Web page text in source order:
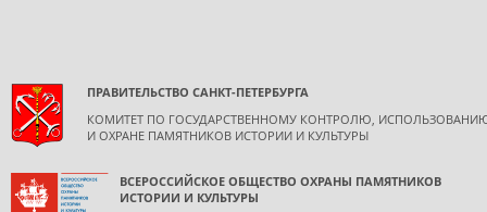
ПРАВИТЕЛЬСТВО САНКТ-ПЕТЕРБУРГА
КОМИТЕТ ПО ГОСУДАРСТВЕННОМУ КОНТРОЛЮ,
И ОХРАНЕ ПАМЯТНИКОВ ИСТОРИИ И КУЛЬТУРЫ
ВСЕРОССИЙСКОЕ ОБЩЕСТВО ОХРАНЫ ПАМЯТНИКОВ
ИСТОРИИ И КУЛЬТУРЫ